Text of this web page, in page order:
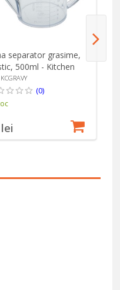
separator grasime,
500ml - Kitchen
(0)